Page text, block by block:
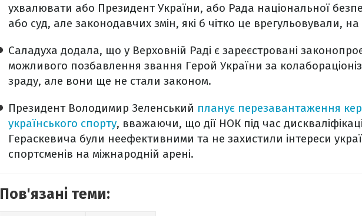
ухвалювати або Президент України, або Рада національної
або суд, але законодавчих змін, які б чітко це врегульовували, на
Саладуха додала, що у Верховній Раді є зареєстровані
можливого позбавлення звання Герой України за
зраду, але вони ще не стали законом.
Президент Володимир Зеленський планує перезавантаження
українського спорту, вважаючи, що дії НОК під час
Гераскевича були неефективними та не захистили інтереси
спортсменів на міжнародній арені.
Пов'язані теми: